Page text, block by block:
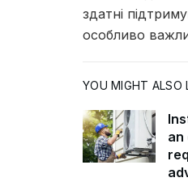
здатні
особливо
YOU MIGHT ALSO
an